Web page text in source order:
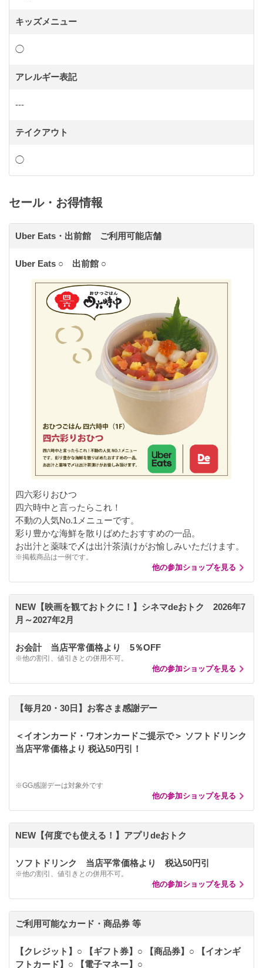
キッズメニュー
◯
アレルギー表記
---
テイクアウト
◯
セール・お得情報
Uber Eats・出前館 ご利用可能店舗
Uber Eats ○ 出前館 ○
四六彩りおひつ
四六時中と言ったらこれ！
不動の人気No.1メニューです。
彩り豊かな海鮮を散りばめたおすすめの一品。
お出汁と薬味で〆は出汁茶漬けがお愉しみいただけます。
※掲載商品は一例です。
他の参加ショップを見る
NEW【映画を観ておトクに！】シネマdeおトク 2026年7
月～2027年2月
お会計 当店平常価格より 5％OFF
※他の割引、値引きとの併用不可。
他の参加ショップを見る
【毎月20・30日】お客さま感謝デー
＜イオンカード・ワオンカードご提示で＞ ソフトドリンク
当店平常価格より 税込50円引！
※GG感謝デーは対象外です
他の参加ショップを見る
NEW【何度でも使える！】アプリdeおトク
ソフトドリンク 当店平常価格より 税込50円引
※他の割引、値引きとの併用不可。
他の参加ショップを見る
ご利用可能なカード・商品券 等
【クレジット】○ 【ギフト券】○ 【商品券】○ 【イオンギ
フトカード】○ 【電子マネー】○